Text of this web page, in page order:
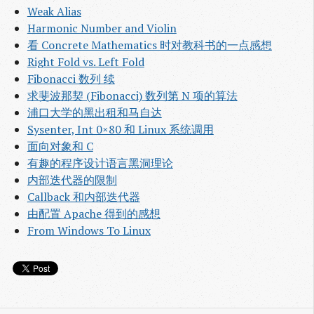
Weak Alias
Harmonic Number and Violin
看 Concrete Mathematics 时对教科书的一点感想
Right Fold vs. Left Fold
Fibonacci 数列 续
求斐波那契 (Fibonacci) 数列第 N 项的算法
浦口大学的黑出租和马自达
Sysenter, Int 0×80 和 Linux 系统调用
面向对象和 C
有趣的程序设计语言黑洞理论
内部迭代器的限制
Callback 和内部迭代器
由配置 Apache 得到的感想
From Windows To Linux